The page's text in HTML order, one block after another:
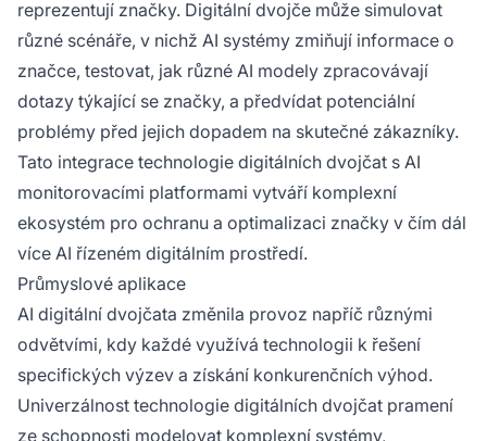
reprezentují značky. Digitální dvojče může simulovat
různé scénáře, v nichž AI systémy zmiňují informace o
značce, testovat, jak různé AI modely zpracovávají
dotazy týkající se značky, a předvídat potenciální
problémy před jejich dopadem na skutečné zákazníky.
Tato integrace technologie digitálních dvojčat s AI
monitorovacími platformami vytváří komplexní
ekosystém pro ochranu a optimalizaci značky v čím dál
více AI řízeném digitálním prostředí.
Průmyslové aplikace
AI digitální dvojčata změnila provoz napříč různými
odvětvími, kdy každé využívá technologii k řešení
specifických výzev a získání konkurenčních výhod.
Univerzálnost technologie digitálních dvojčat pramení
ze schopnosti modelovat komplexní systémy,